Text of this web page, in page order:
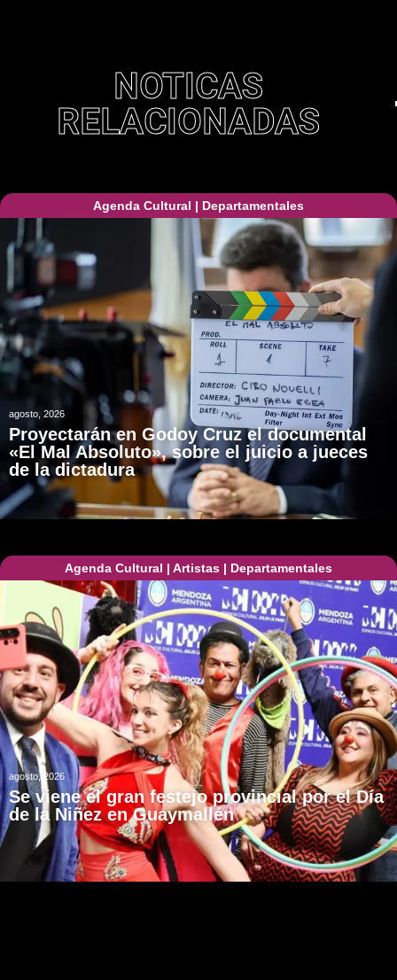
NOTICAS
RELACIONADAS
Agenda Cultural | Departamentales
agosto, 2026
Proyectarán en Godoy Cruz el documental
«El Mal Absoluto», sobre el juicio a jueces
de la dictadura
Agenda Cultural | Artistas | Departamentales
agosto, 2026
Se viene el gran festejo provincial por el Día
de la Niñez en Guaymallén